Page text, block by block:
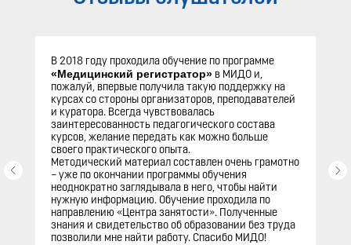
В 2018 году проходила обучение по программе
«Медицинский регистратор» в МИДО и,
пожалуй, впервые получила такую поддержку на
курсах со стороны организаторов, преподавателей
и куратора. Всегда чувствовалась
заинтересованность педагогического состава
курсов, желание передать как можно больше
своего практического опыта.
Методический материал составлен очень грамотно
– уже по окончании программы обучения
неоднократно заглядывала в него, чтобы найти
нужную информацию. Обучение проходила по
направлению «Центра занятости». Полученные
знания и свидетельство об образовании без труда
позволили мне найти работу. Спасибо МИДО!